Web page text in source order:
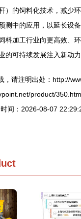
）的饲料化技术，减少
测中的应用，以延长设
料加工行业向更高效、
的可持续发展注入新动力
，请注明出处：http://
product/
间：2026-08-07